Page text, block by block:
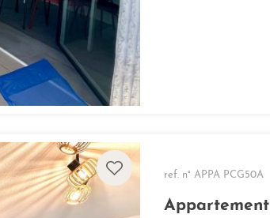
ref. n° APPA PCG50A
Appartement